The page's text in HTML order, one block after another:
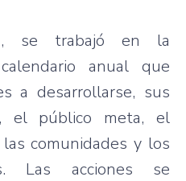
se trabajó en la
anual que
a desarrollarse, sus
el público meta, el
comunidades y los
Las acciones se